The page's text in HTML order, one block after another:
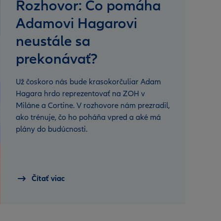
Rozhovor: Čo pomáha
Adamovi Hagarovi
neustále sa
prekonávať?
Už čoskoro nás bude krasokorčuliar Adam
Hagara hrdo reprezentovať na ZOH v
Miláne a Cortine. V rozhovore nám prezradil,
ako trénuje, čo ho poháňa vpred a aké má
plány do budúcnosti.
Čítať viac